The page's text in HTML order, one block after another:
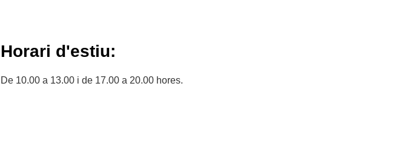
Horari d'estiu:
De 10.00 a 13.00 i de 17.00 a 20.00 hores.